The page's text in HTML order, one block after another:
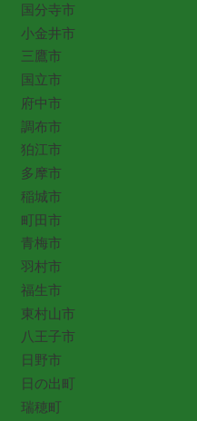
国分寺市
小金井市
三鷹市
国立市
府中市
調布市
狛江市
多摩市
稲城市
町田市
青梅市
羽村市
福生市
東村山市
八王子市
日野市
日の出町
瑞穂町